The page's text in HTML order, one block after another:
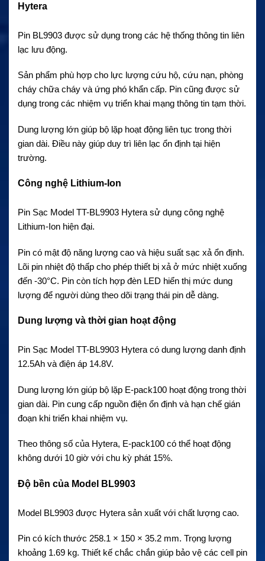
Hytera
Pin BL9903 được sử dụng trong các hệ thống thông tin liên
lạc lưu động.
Sản phẩm phù hợp cho lực lượng cứu hộ, cứu nạn, phòng
cháy chữa cháy và ứng phó khẩn cấp. Pin cũng được sử
dụng trong các nhiệm vụ triển khai mạng thông tin tạm thời.
Dung lượng lớn giúp bộ lặp hoạt động liên tục trong thời
gian dài. Điều này giúp duy trì liên lạc ổn định tại hiện
trường.
Công nghệ Lithium-Ion
Pin Sạc Model TT-BL9903 Hytera sử dụng công nghệ
Lithium-Ion hiện đại.
Pin có mật độ năng lượng cao và hiệu suất sạc xả ổn định.
Lõi pin nhiệt độ thấp cho phép thiết bị xả ở mức nhiệt xuống
đến -30°C. Pin còn tích hợp đèn LED hiển thị mức dung
lượng để người dùng theo dõi trạng thái pin dễ dàng.
Dung lượng và thời gian hoạt động
Pin Sạc Model TT-BL9903 Hytera có dung lượng danh định
12.5Ah và điện áp 14.8V.
Dung lượng lớn giúp bộ lặp E-pack100 hoạt động trong thời
gian dài. Pin cung cấp nguồn điện ổn định và hạn chế gián
đoạn khi triển khai nhiệm vụ.
Theo thông số của Hytera, E-pack100 có thể hoạt động
không dưới 10 giờ với chu kỳ phát 15%.
Độ bền của Model BL9903
Model BL9903 được Hytera sản xuất với chất lượng cao.
Pin có kích thước 258.1 × 150 × 35.2 mm. Trọng lượng
khoảng 1.69 kg. Thiết kế chắc chắn giúp bảo vệ các cell pin